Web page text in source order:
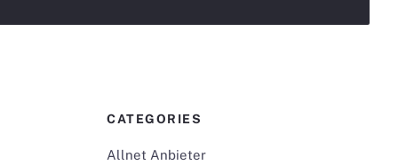
CATEGORIES
Allnet Anbieter